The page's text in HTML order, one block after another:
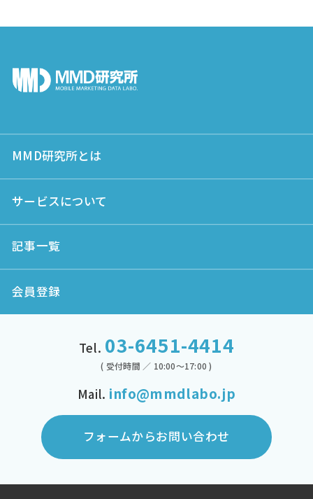
MMD研究所とは
サービスについて
記事一覧
会員登録
Tel. 03-6451-4414
( 受付時間 ／ 10:00～17:00 )
Mail. info@mmdlabo.jp
フォームからお問い合わせ